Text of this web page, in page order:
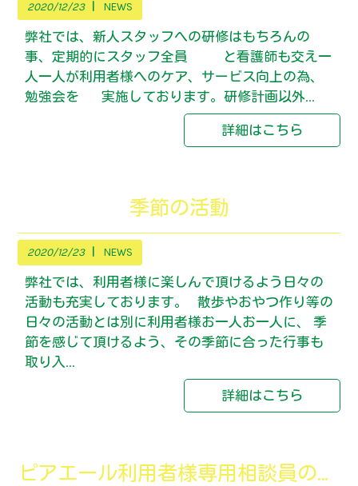
2020/12/23 NEWS
弊社では、新人スタッフへの研修はもちろんの
事、定期的にスタッフ全員 と看護師も交え一
人一人が利用者様へのケア、サービス向上の為、
勉強会を 実施しております。研修計画以外...
詳細はこちら
季節の活動
2020/12/23 NEWS
弊社では、利用者様に楽しんで頂けるよう日々の
活動も充実しております。 散歩やおやつ作り等の
日々の活動とは別に利用者様お一人お一人に、 季
節を感じて頂けるよう、その季節に合った行事も
取り入...
詳細はこちら
ピアエール利用者様専用相談員の設置